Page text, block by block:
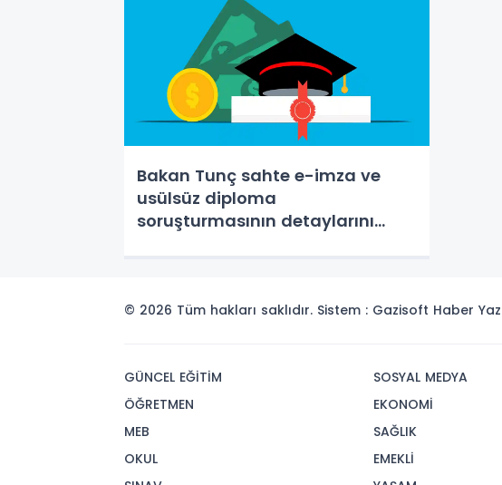
Bakan Tunç sahte e-imza ve
usülsüz diploma
soruşturmasının detaylarını
© 2026 Tüm hakları saklıdır. Sistem : Gazisoft Haber
GÜNCEL EĞİTİM
ÖĞRETMEN
MEB
OKUL
SOSYAL MEDYA
EKONOMİ
SAĞLIK
EMEKLİ